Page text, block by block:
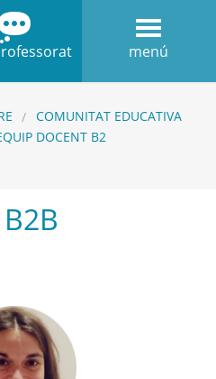
menú
COMUNITAT EDUCATIVA
DOCENT B2